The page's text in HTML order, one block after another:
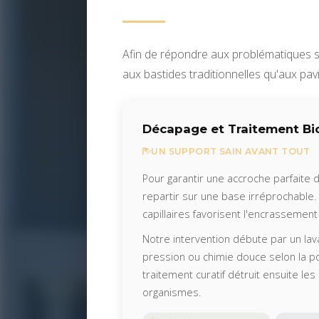
Afin de répondre aux problématiques
aux bastides traditionnelles qu'aux
Décapage et Traitement
UN SUPPORT SAIN AVANT TOUT
Pour garantir une accroche
repartir sur une base
capillaires favorisent
Notre intervention débute par un
pression ou chimie douce selon la
traitement curatif détruit ensuite les
organismes.